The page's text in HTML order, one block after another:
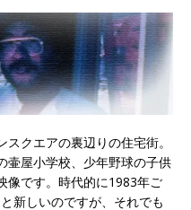
クエアの裏辺りの住宅街。
壷屋小学校、少年野球の子供
像です。時代的に1983年ご
新しいのですが、それでも